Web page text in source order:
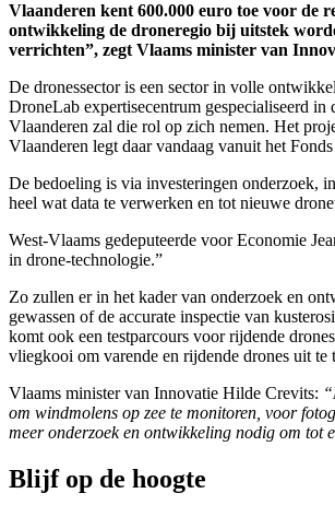
Vlaanderen kent 600.000 euro toe voor de
ontwikkeling de droneregio bij uitstek
verrichten”, zegt Vlaams minister van
De dronessector is een sector in volle
DroneLab expertisecentrum gespecialiseerd
Vlaanderen zal die rol op zich nemen. Het
Vlaanderen legt daar vandaag vanuit het
De bedoeling is via investeringen onderzoek,
heel wat data te verwerken en tot nieuwe
West-Vlaams gedeputeerde voor Economie
in drone-technologie.”
Zo zullen er in het kader van onderzoek en
gewassen of de accurate inspectie van
komt ook een testparcours voor rijdende
vliegkooi om varende en rijdende drones uit te
Vlaams minister van Innovatie Hilde Crevits:
om windmolens op zee te monitoren, voor
meer onderzoek en ontwikkeling nodig om tot
Blijf op de hoogte